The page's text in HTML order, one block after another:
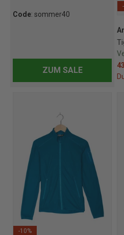
Code: sommer40
ZUM SALE
-10%